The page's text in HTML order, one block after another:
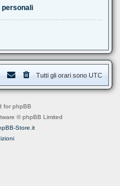
personali
Tutti gli orari sono UTC
for phpBB
© phpBB Limited
Store.it